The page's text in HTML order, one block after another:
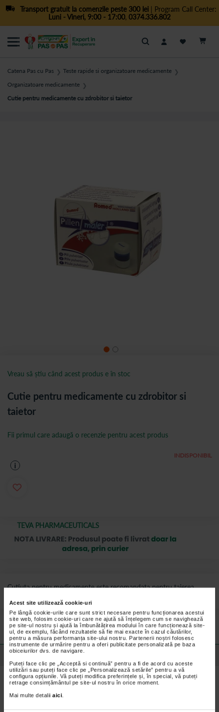
Acest site utilizează cookie-uri
Pe lângă cookie-urile care sunt strict necesare pentru funcționarea acestui
site web, folosim cookie-uri care ne ajută să înțelegem cum se navighează
pe site-ul nostru și ajută la îmbunătățirea modului în care funcționează site-
ul, de exemplu, făcând rezultatele să fie mai exacte în cazul căutărilor,
pentru a măsura performanța site-ului nostru. Partenerii noștri folosesc
instrumente de urmărire pentru a oferi publicitate personalizată pe baza
obiceiurilor dvs. de navigare.
Puteți face clic pe „Acceptă si continuă” pentru a fi de acord cu aceste
utilizări sau puteți face clic pe „Personalizează setările” pentru a vă
configura opțiunile. Vă puteți modifica preferințele și, în special, vă puteți
retrage consimțământul pe site-ul nostru în orice moment.
Mai multe detalii aici.
Transport gratuit la comenzile peste 300 lei| Program Call Center:
Luni - Vineri, 9:00 - 17:00, 0374.336.802
Cautare
Catena Pas cu Pas ❯ Teste rapide si organizatoare medicamente ❯
Organizatoare medicamente ❯
Cutie pentru medicamente cu zdrobitor si taietor
TEVA PHARMACEUTICALS
Cutiuta pentru medicamente este recomandata pentru taierea,
Cutie pentru medicamente cu zdrobitor si
taietor
INDISPONIBIL
Fii primul care adaugă o recenzie pentru acest produs
i
Vreau să știu când acest produs e în stoc
Preturile si promotiile afisate pe site in dreptul fiecarui produs sunt
valabile pentru comenzile efectuate online.
Detalii despre produs
Cum se foloseste cutia pentru medicamente cu
zdrobitor si taietor?